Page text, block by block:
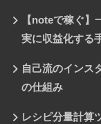
【noteで稼ぐ
実に収益化する
自己流のインス
の仕組み
レシピ分量計算